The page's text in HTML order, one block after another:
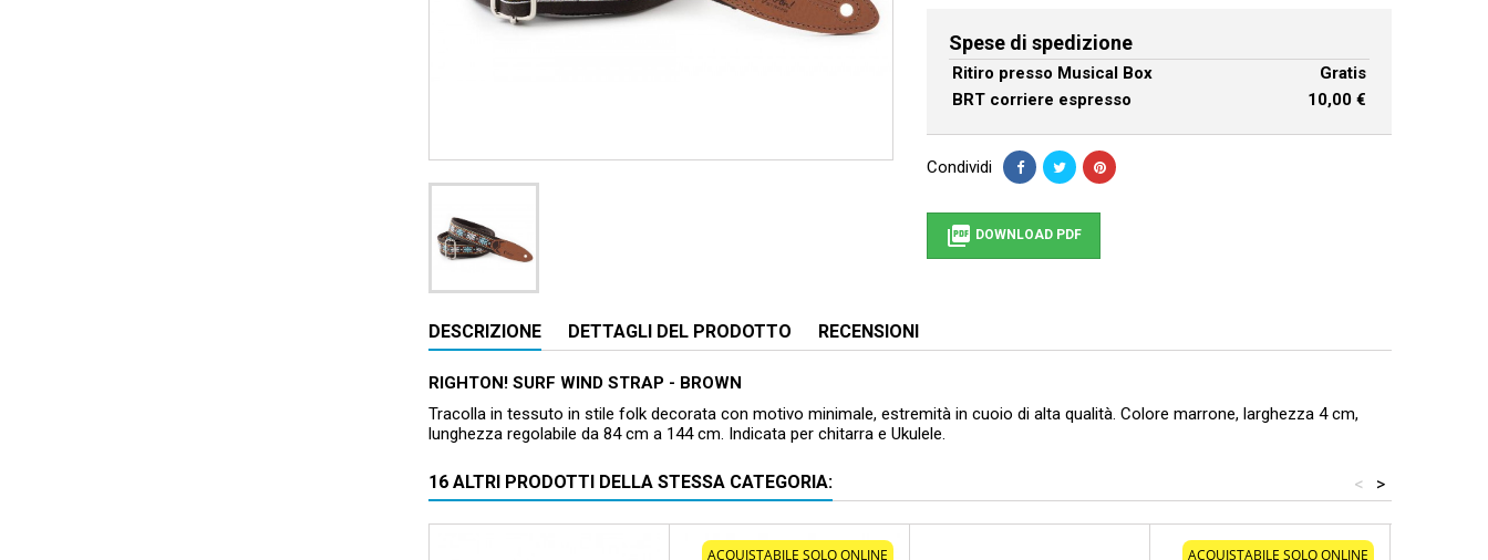
Spese di spedizione
Ritiro presso Musical Box
Gratis
BRT corriere espresso
10,00 €
Condividi
 DOWNLOAD PDF
DESCRIZIONE DETTAGLI DEL PRODOTTO RECENSIONI
RIGHTON! SURF WIND STRAP - BROWN
Tracolla in tessuto in stile folk decorata con motivo minimale, estremità in cuoio di alta qualità. Colore marrone, larghezza 4 cm,
lunghezza regolabile da 84 cm a 144 cm. Indicata per chitarra e Ukulele.
16 ALTRI PRODOTTI DELLA STESSA CATEGORIA: >
<
ACQUISTABILE SOLO ONLINE ACQUISTABILE SOLO ONLINE